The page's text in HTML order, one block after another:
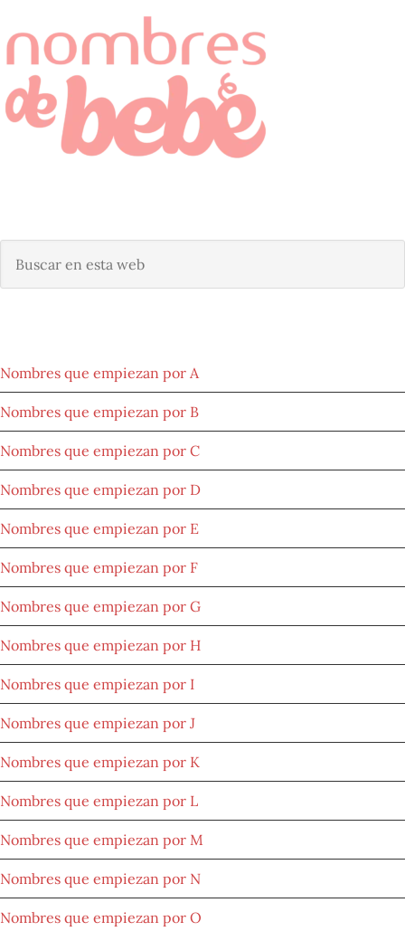
Nombres que empiezan por A
Nombres que empiezan por B
Nombres que empiezan por C
Nombres que empiezan por D
Nombres que empiezan por E
Nombres que empiezan por F
Nombres que empiezan por G
Nombres que empiezan por H
Nombres que empiezan por I
Nombres que empiezan por J
Nombres que empiezan por K
Nombres que empiezan por L
Nombres que empiezan por M
Nombres que empiezan por N
Nombres que empiezan por O